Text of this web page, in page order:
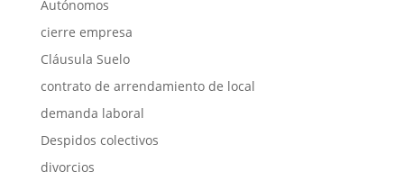
Autónomos
cierre empresa
Cláusula Suelo
contrato de arrendamiento de local
demanda laboral
Despidos colectivos
divorcios